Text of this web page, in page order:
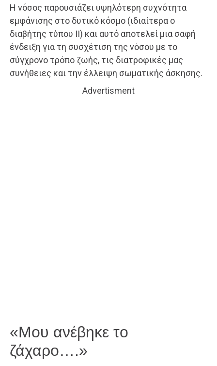
Η νόσος παρουσιάζει υψηλότερη συχνότητα
εμφάνισης στο δυτικό κόσμο (ιδιαίτερα ο
διαβήτης τύπου ΙΙ) και αυτό αποτελεί μια σαφή
ένδειξη για τη συσχέτιση της νόσου με το
σύγχρονο τρόπο ζωής, τις διατροφικές μας
συνήθειες και την έλλειψη σωματικής άσκησης.
Advertisment
«Μου ανέβηκε το
ζάχαρο….»